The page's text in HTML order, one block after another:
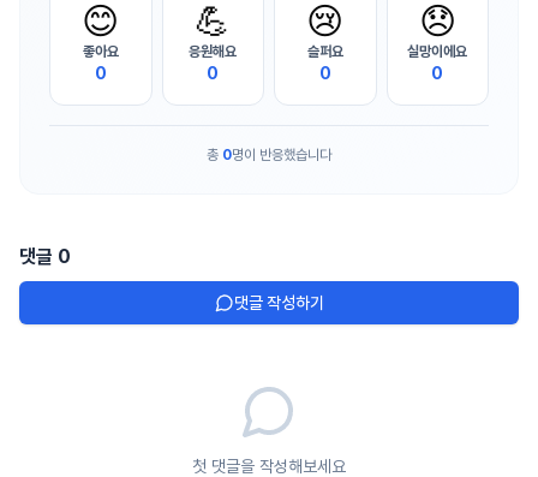
😊
좋아요
0
💪
응원해요
0
😢
슬퍼요
0
😞
실망이에요
0
총 0명이 반응했습니다
댓글 0
댓글 작성하기
첫 댓글을 작성해보세요